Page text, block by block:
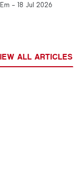
Em - 18 Jul 2026
ALL ARTICLES